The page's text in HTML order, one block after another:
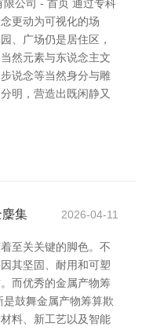
公司 - 首页 通过专科
更动为可视化的场
、广场仍是居住区，
然元素与东说念主文
说念等当然身分与雕
明，营造出既闲静又
集 2026-04-11
至关关键的脚色。不
其坚固、耐用和可塑
而优秀的金属产物筹
鼓舞金属产物筹算欺
料、新工艺以及智能